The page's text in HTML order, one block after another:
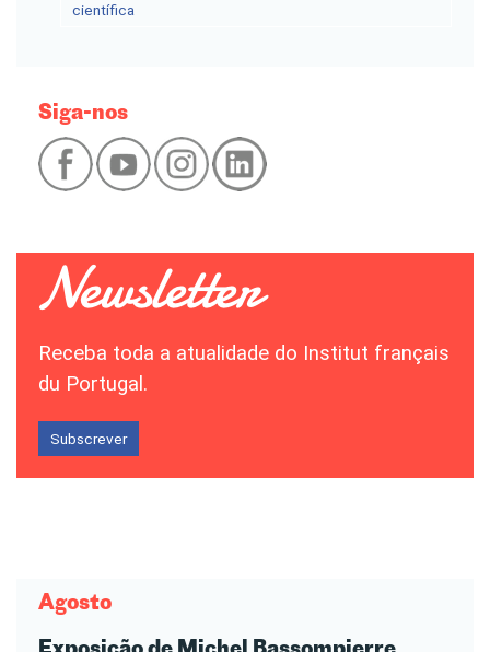
científica
Siga-nos
Receba toda a atualidade do Institut français
du Portugal.
Subscrever
Agosto